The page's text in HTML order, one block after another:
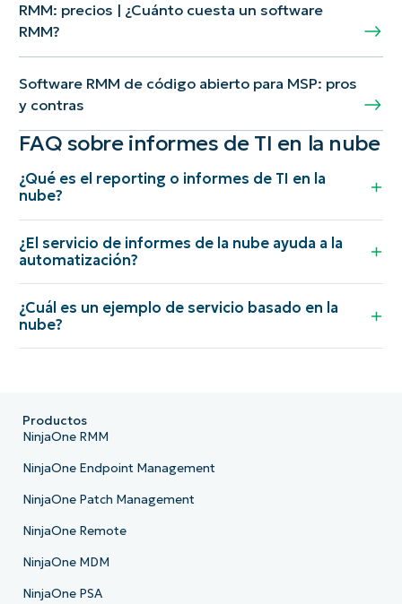
RMM: precios | ¿Cuánto cuesta un software
RMM?
Software RMM de código abierto para MSP: pros
y contras
FAQ sobre informes de TI en la nube
¿Qué es el reporting o informes de TI en la
nube?
¿El servicio de informes de la nube ayuda a la
automatización?
¿Cuál es un ejemplo de servicio basado en la
nube?
Productos
NinjaOne RMM
NinjaOne Endpoint Management
NinjaOne Patch Management
NinjaOne Remote
NinjaOne MDM
NinjaOne PSA